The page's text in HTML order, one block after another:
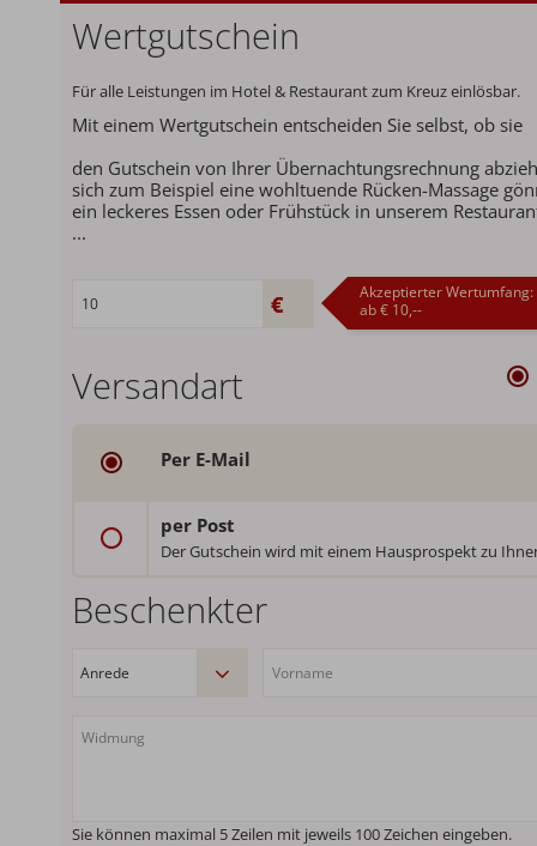
Wertgutschein
Für alle Leistungen im Hotel & Restaurant zum Kreuz einlösbar.
Mit einem Wertgutschein entscheiden Sie selbst, ob sie
den Gutschein von Ihrer Übernachtungsrechnung
sich zum Beispiel eine wohltuende Rücken-Massage
ein leckeres Essen oder Frühstück in unserem
...
Akzeptierter Wertumfang:
ab € 10,--
Versandart
Per E-Mail
per Post
Deutschland: € 1,80
Beschenkter
Sie können maximal 5 Zeilen mit jeweils 100 Zeichen eingeben.